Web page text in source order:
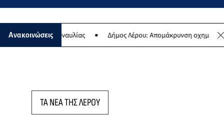
Ανακοινώσεις
ετήσιας συναυλίας Δήμος Λέρου: Απομάκρυνση οχημάτων
ΤΑ ΝΕΑ ΤΗΣ ΛΕΡΟΥ